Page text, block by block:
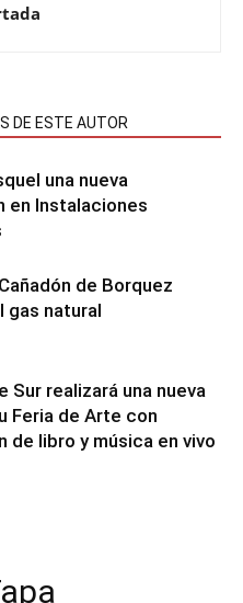
DE ESTE AUTOR
una nueva
en Instalaciones
de Borquez
gas natural
Sur realizará una nueva
Feria de Arte con
de libro y música en vivo